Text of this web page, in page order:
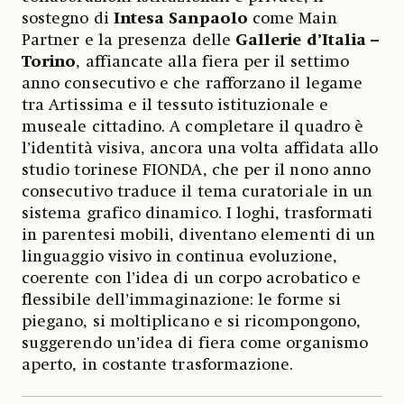
sostegno di Intesa Sanpaolo come Main
Partner e la presenza delle Gallerie d’Italia –
Torino, affiancate alla fiera per il settimo
anno consecutivo e che rafforzano il legame
tra Artissima e il tessuto istituzionale e
museale cittadino. A completare il quadro è
l’identità visiva, ancora una volta affidata allo
studio torinese FIONDA, che per il nono anno
consecutivo traduce il tema curatoriale in un
sistema grafico dinamico. I loghi, trasformati
in parentesi mobili, diventano elementi di un
linguaggio visivo in continua evoluzione,
coerente con l’idea di un corpo acrobatico e
flessibile dell’immaginazione: le forme si
piegano, si moltiplicano e si ricompongono,
suggerendo un’idea di fiera come organismo
aperto, in costante trasformazione.